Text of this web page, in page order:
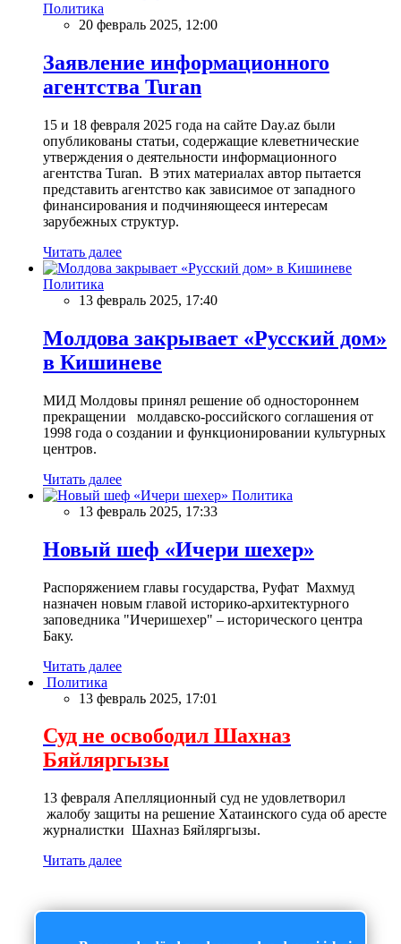
Политика
20 февраль 2025, 12:00
Заявление информационного
агентства Turan
15 и 18 февраля 2025 года на сайте Day.az были
опубликованы статьи, содержащие клеветнические
утверждения о деятельности информационного
агентства Turan. В этих материалах автор пытается
представить агентство как зависимое от западного
финансирования и подчиняющееся интересам
зарубежных структур.
Читать далее
Политика
13 февраль 2025, 17:40
Молдова закрывает «Русский дом»
в Кишиневе
МИД Молдовы принял решение об одностороннем
прекращении молдавско-российского соглашения от
1998 года о создании и функционировании культурных
центров.
Читать далее
Политика
13 февраль 2025, 17:33
Новый шеф «Ичери шехер»
Распоряжением главы государства, Руфат Махмуд
назначен новым главой историко-архитектурного
заповедника "Ичеришехер" – исторического центра
Баку.
Читать далее
Политика
13 февраль 2025, 17:01
Суд не освободил Шахназ
Бяйляргызы
13 февраля Апелляционный суд не удовлетворил
жалобу защиты на решение Хатаинского суда об аресте
журналистки Шахназ Бяйляргызы.
Читать далее